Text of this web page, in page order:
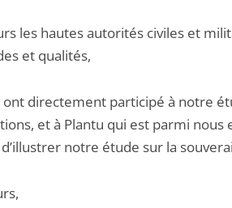
les hautes autorités civiles et
et qualités,
ont directement participé à notre
et à Plantu qui est parmi nous
notre étude sur la